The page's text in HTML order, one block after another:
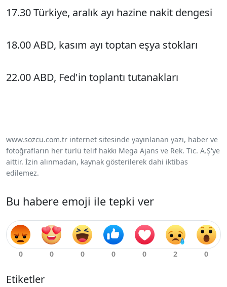
17.30 Türkiye, aralık ayı hazine nakit dengesi
18.00 ABD, kasım ayı toptan eşya stokları
22.00 ABD, Fed'in toplantı tutanakları
www.sozcu.com.tr internet sitesinde yayınlanan yazı, haber ve
fotoğrafların her türlü telif hakkı Mega Ajans ve Rek. Tic. A.Ş'ye
aittir. İzin alınmadan, kaynak gösterilerek dahi iktibas
edilemez.
Bu habere emoji ile tepki ver
Etiketler